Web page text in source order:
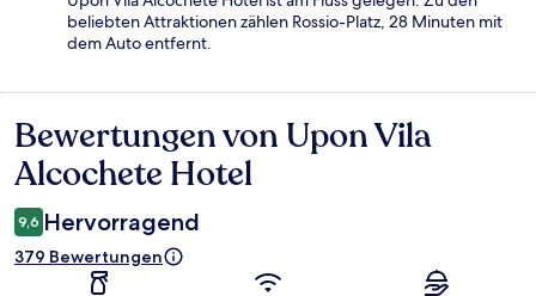
beliebten Attraktionen zählen Rossio-Platz, 28 Minuten mit
dem Auto entfernt.
Bewertungen
Bewertungen von Upon Vila
Alcochete Hotel
9,6 Hervorragend
379 Bewertungen